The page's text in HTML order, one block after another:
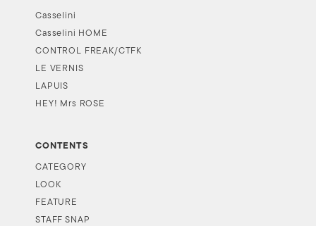
Casselini
Casselini HOME
CONTROL FREAK/CTFK
LE VERNIS
LAPUIS
HEY! Mrs ROSE
CONTENTS
CATEGORY
LOOK
FEATURE
STAFF SNAP